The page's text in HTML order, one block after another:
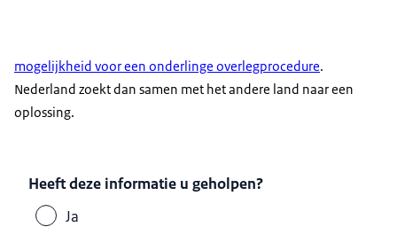
mogelijkheid voor een onderlinge overlegprocedure.
Nederland zoekt dan samen met het andere land naar een
oplossing.
Heeft deze informatie u geholpen?
Ja